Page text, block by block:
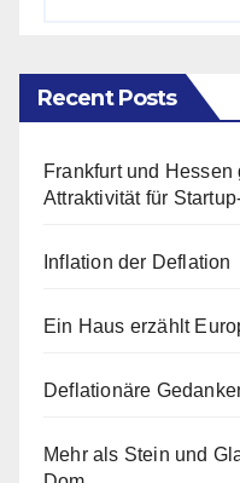
Recent Posts
Frankfurt und
Attraktivität für
Inflation der Deflation
Ein Haus erzählt
Deflationäre
Mehr als Stein und